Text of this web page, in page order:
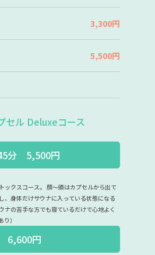
3,300円
5,500円
セル Deluxeコース
分 5,500円
ックスコース。 顔～頭はカプセルから出て
、身体だけサウナに入っている状態になる
ナの苦手な方でも寝ているだけで心地よく
）
6,600円